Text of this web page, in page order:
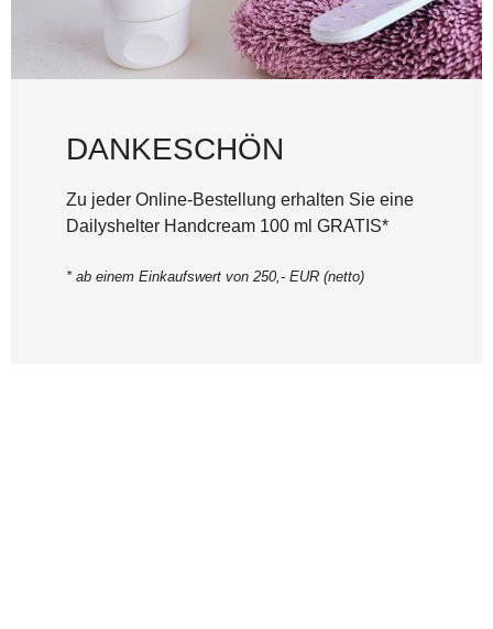
DANKESCHÖN
Zu jeder Online-Bestellung erhalten Sie eine
Dailyshelter Handcream 100 ml GRATIS*
* ab einem Einkaufswert von 250,- EUR (netto)